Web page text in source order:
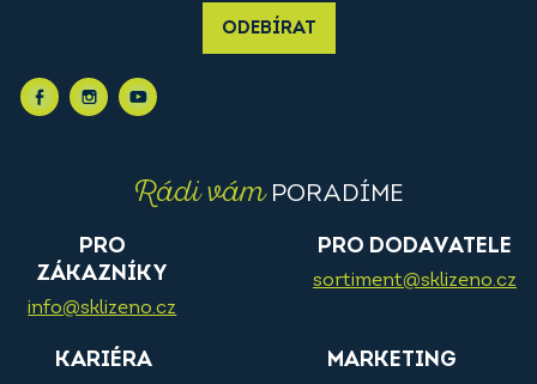
ODEBÍRAT
Rádi vámPORADÍME
PRO
ZÁKAZNÍKY
info@sklizeno.cz
PRO DODAVATELE
sortiment@sklizeno.cz
KARIÉRA MARKETING